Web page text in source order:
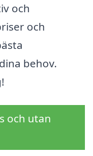
och
och
behov.
och utan